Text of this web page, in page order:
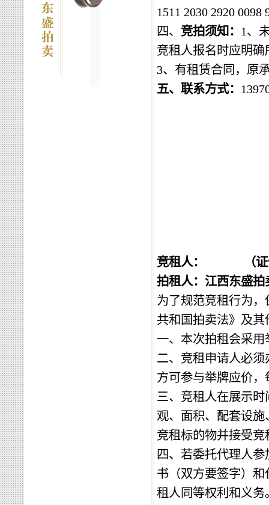
1511 2030 2920
四、 竞拍须知： 1、
竞租人报名时应明确
3、有租赁合同，原
五、 联系方式：
竞租人：
（
拍租人：江西东盛拍
为了规范竞租行为
共和国拍卖法》及
一、本次拍租会采
二、竞租申请人必
方可参与举牌应价，
三、竞租人在展示
观、面积、配套设
竞租标的物并接受竞
四、若委托代理人
书（双方要签字）
租人同等权利和义务